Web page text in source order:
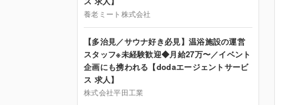
養老ミート株式会社
【多治見／サウナ好き必見】温浴施設の運営
スタッフ※未経験歓迎◆月給27万〜／イベント
企画にも携われる【dodaエージェントサービ
ス 求人】
株式会社平田工業